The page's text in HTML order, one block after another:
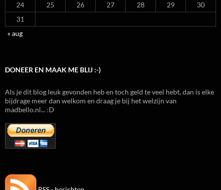
24
25 26 27 28 29
30
31
« aug
DONEER EN MAAK ME BLIJ :-)
Als je dit blog leuk gevonden heb en toch geld te veel hebt, dan is elke
bijdrage meer dan welkom en draag je bij het welzijn van
madbello.nl... :D